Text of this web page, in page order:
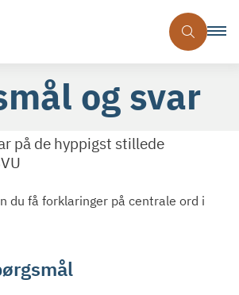
og svar
på de hyppigst stillede
du få forklaringer på centrale ord i